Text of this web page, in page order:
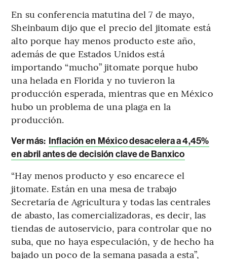
En su conferencia matutina del 7 de mayo,
Sheinbaum dijo que el precio del jitomate está
alto porque hay menos producto este año,
además de que Estados Unidos está
importando “mucho” jitomate porque hubo
una helada en Florida y no tuvieron la
producción esperada, mientras que en México
hubo un problema de una plaga en la
producción.
Ver más: Inflación en México desacelera a 4,45%
en abril antes de decisión clave de Banxico
“Hay menos producto y eso encarece el
jitomate. Están en una mesa de trabajo
Secretaría de Agricultura y todas las centrales
de abasto, las comercializadoras, es decir, las
tiendas de autoservicio, para controlar que no
suba, que no haya especulación, y de hecho ha
bajado un poco de la semana pasada a esta”,